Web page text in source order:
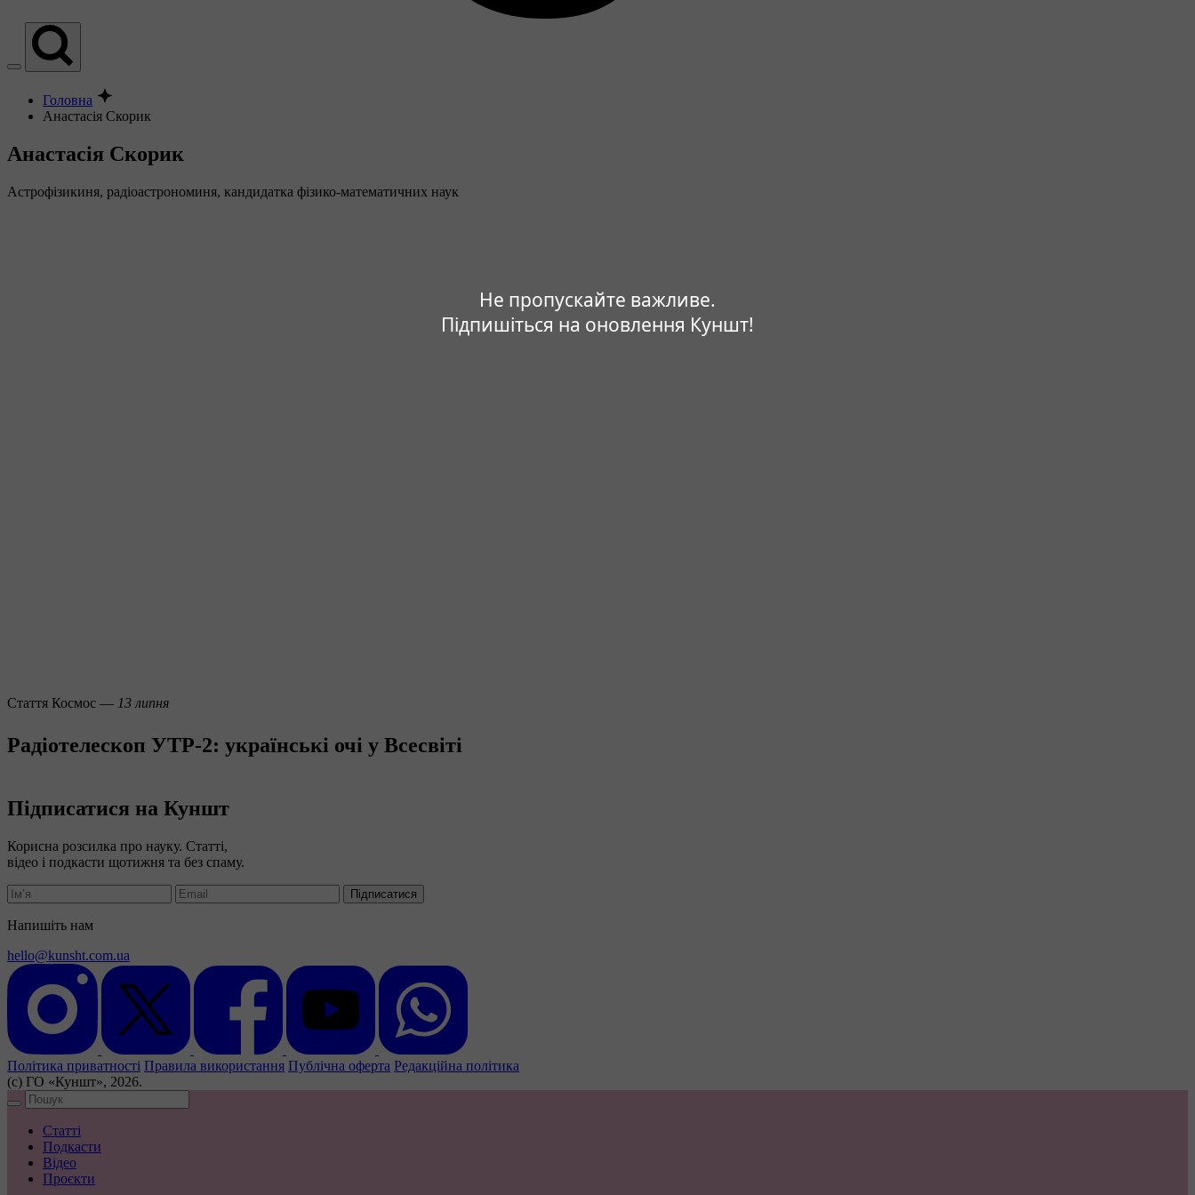
Не пропускайте важливе.
Підпишіться на оновлення Куншт!
Головна
Анастасія Скорик
Анастасія Скорик
Астрофізикиня, радіоастрономиня, кандидатка фізико-математичних наук
Стаття Космос — 13 липня
Радіотелескоп УТР-2: українські очі у Всесвіті
Підписатися на Куншт
Корисна розсилка про науку. Статті,
відео і подкасти щотижня та без спаму.
Підписатися
Напишіть нам
hello@kunsht.com.ua
Політика приватності Правила використання Публічна оферта Редакційна політика
(с) ГО «Куншт», 2026.
Статті
Подкасти
Відео
Проєкти